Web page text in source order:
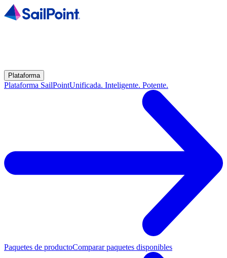
Plataforma
Plataforma SailPointUnificada. Inteligente. Potente.
Paquetes de productoComparar paquetes disponibles